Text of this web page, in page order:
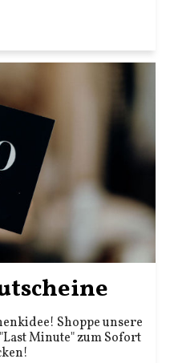
Shoppe unsere
Minute" zum Sofort